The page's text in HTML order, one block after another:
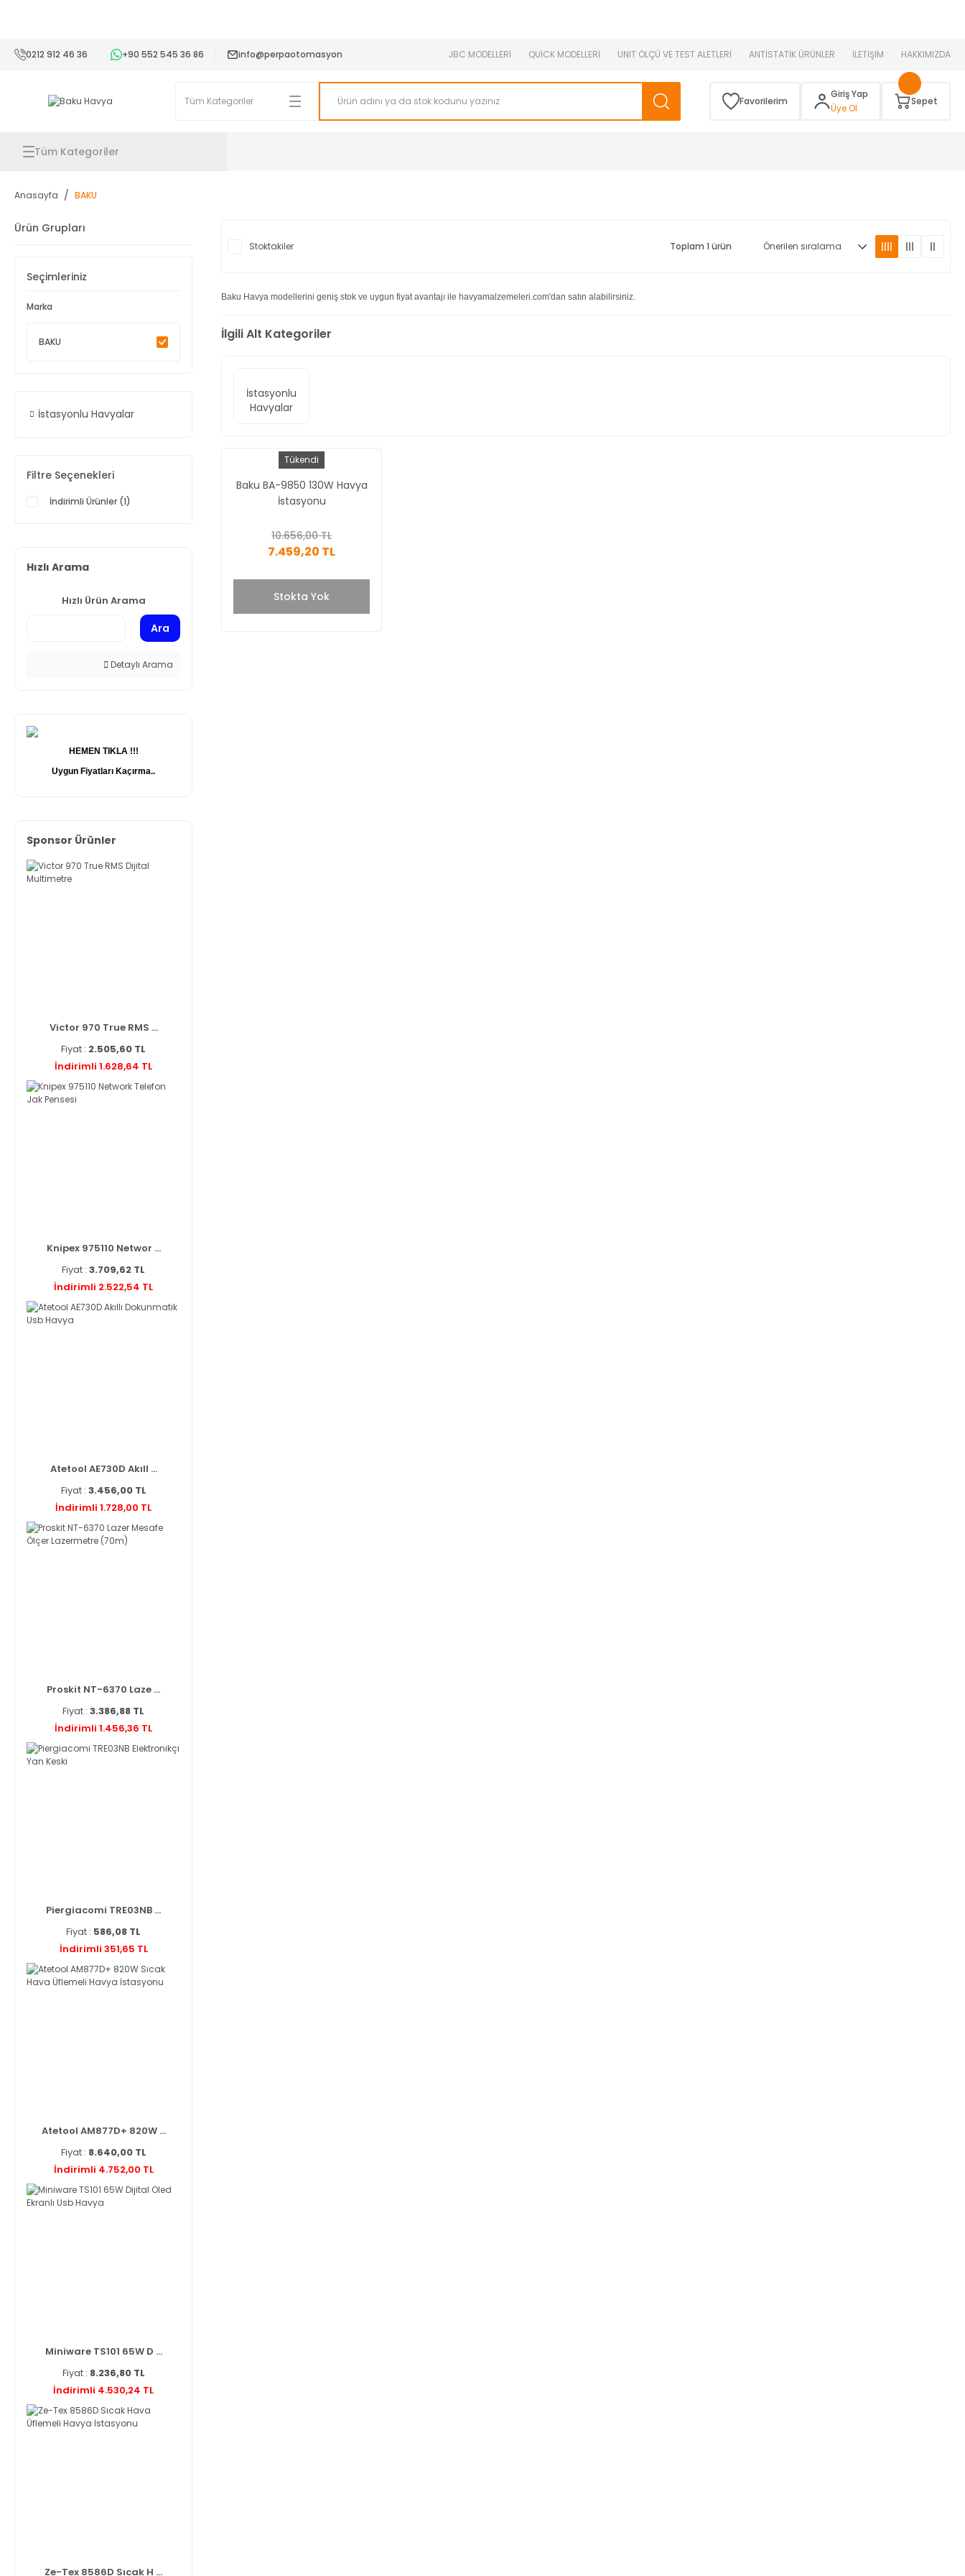
0212 912 46 36 +90 552 545 36 86 info@perpaotomasyon JBC MODELLERİ QUİCK MODELLERİ UNIT ÖLÇÜ VE TEST ALETLERİ ANTİSTATİK ÜRÜNLER İLETİŞİM HAKKIMIZDA
Favorilerim
Giriş Yap
Üye Ol
Sepet
Tüm Kategoriler
Anasayfa BAKU
Ürün Grupları
Seçimleriniz
Marka
BAKU
İstasyonlu Havyalar
Filtre Seçenekleri
İndirimli Ürünler (1)
Hızlı Arama
Hızlı Ürün Arama
Ara
Detaylı Arama
HEMEN TIKLA !!!
Uygun Fiyatları Kaçırma..
Sponsor Ürünler
Victor 970 True RMS ...
Fiyat : 2.505,60 TL
İndirimli 1.628,64 TL
Knipex 975110 Networ ...
Fiyat : 3.709,62 TL
İndirimli 2.522,54 TL
Atetool AE730D Akıll ...
Fiyat : 3.456,00 TL
İndirimli 1.728,00 TL
Proskit NT-6370 Laze ...
Fiyat : 3.386,88 TL
İndirimli 1.456,36 TL
Piergiacomi TRE03NB ...
Fiyat : 586,08 TL
İndirimli 351,65 TL
Atetool AM877D+ 820W ...
Fiyat : 8.640,00 TL
İndirimli 4.752,00 TL
Miniware TS101 65W D ...
Fiyat : 8.236,80 TL
İndirimli 4.530,24 TL
Ze-Tex 8586D Sıcak H ...
Stoktakiler Toplam 1 ürün
Baku Havya modellerini geniş stok ve uygun fiyat avantajı ile havyamalzemeleri.com'dan satın alabilirsiniz.
İlgili Alt Kategoriler
İstasyonlu
Havyalar
Tükendi
Baku BA-9850 130W Havya
İstasyonu
10.656,00 TL
7.459,20 TL
Stokta Yok